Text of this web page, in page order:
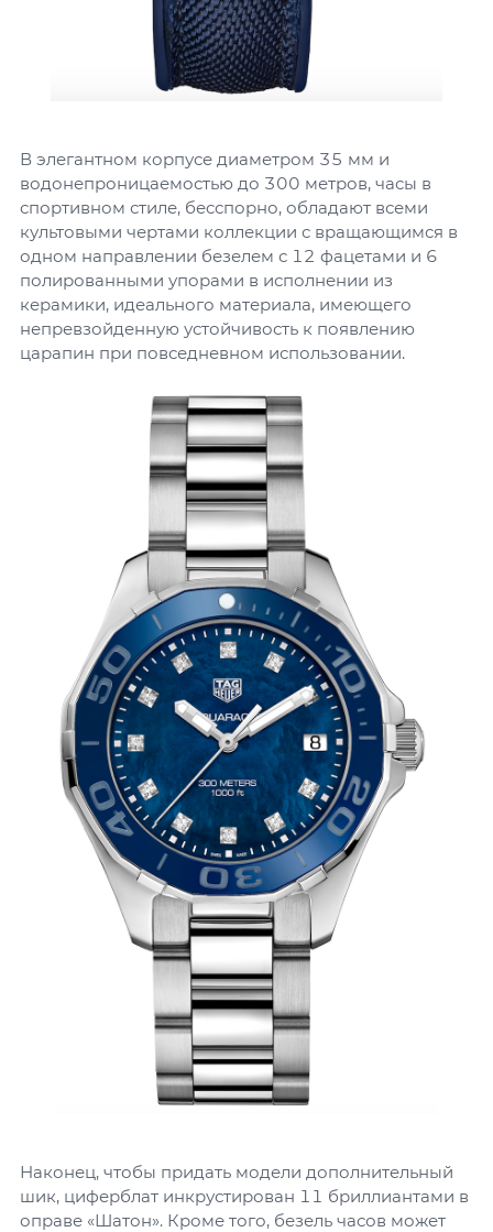
В элегантном корпусе диаметром 35 мм и
водонепроницаемостью до 300 метров, часы в
спортивном стиле, бесспорно, обладают всеми
культовыми чертами коллекции с вращающимся в
одном направлении безелем с 12 фацетами и 6
полированными упорами в исполнении из
керамики, идеального материала, имеющего
непревзойденную устойчивость к появлению
царапин при повседневном использовании.
Наконец, чтобы придать модели дополнительный
шик, циферблат инкрустирован 11 бриллиантами в
оправе «Шатон». Кроме того, безель часов может